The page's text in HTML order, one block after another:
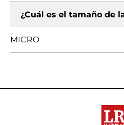
¿Cuál es el tamaño de
MICRO